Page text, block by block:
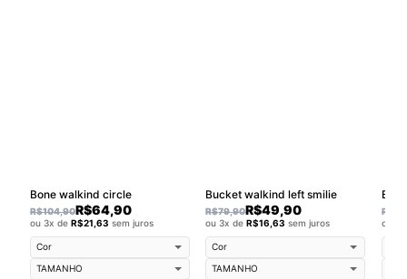
Bone walkind circle
R$104,90R$64,90
ou 3x de R$21,63 sem juros
Bucket walkind left smilie
R$79,90R$49,90
ou 3x deR$16,63 sem juros
R$
ou